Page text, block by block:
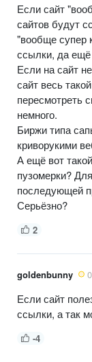
Если сайт
сайтов будут
"вообще супер
ссылки, да ещё
Если на сайт
сайт весь
пересмотреть
немного.
Биржи типа
криворукими
А ещё вот
пузомерки?
последующей
Серьёзно?
2
goldenbunny 0
Если сайт
ссылки, а так
-4